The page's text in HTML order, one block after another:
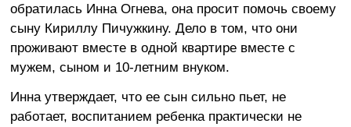
обратилась Инна Огнева, она просит помочь своему
сыну Кириллу Пичужкину. Дело в том, что они
проживают вместе в одной квартире вместе с
мужем, сыном и 10-летним внуком.
Инна утверждает, что ее сын сильно пьет, не
работает, воспитанием ребенка практически не